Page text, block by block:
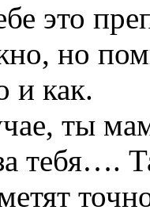
это
но
и как.
ты
тебя….